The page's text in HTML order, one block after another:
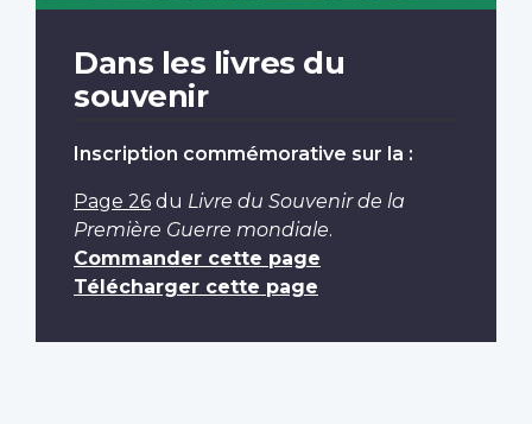
Dans les livres du
souvenir
Inscription commémorative sur la :
Page 26 du Livre du Souvenir de la
Première Guerre mondiale.
Commander cette page
Télécharger cette page